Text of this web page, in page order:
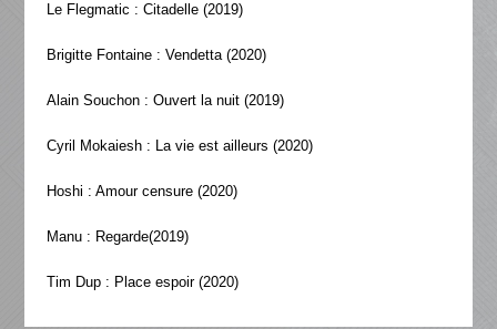
Le Flegmatic : Citadelle (2019)
Brigitte Fontaine : Vendetta (2020)
Alain Souchon : Ouvert la nuit (2019)
Cyril Mokaiesh : La vie est ailleurs (2020)
Hoshi : Amour censure (2020)
Manu : Regarde(2019)
Tim Dup : Place espoir (2020)